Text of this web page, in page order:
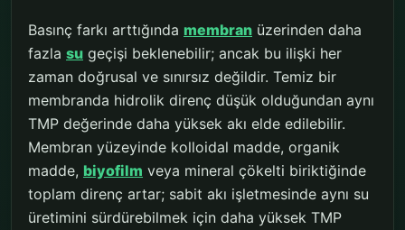
Basınç farkı arttığında membran üzerinden daha
fazla su geçişi beklenebilir; ancak bu ilişki her
zaman doğrusal ve sınırsız değildir. Temiz bir
membranda hidrolik direnç düşük olduğundan aynı
TMP değerinde daha yüksek akı elde edilebilir.
Membran yüzeyinde kolloidal madde, organik
madde, biyofilm veya mineral çökelti biriktiğinde
toplam direnç artar; sabit akı işletmesinde aynı su
üretimini sürdürebilmek için daha yüksek TMP